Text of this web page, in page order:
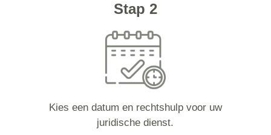
Stap 2
Kies een datum en rechtshulp voor uw
juridische dienst.